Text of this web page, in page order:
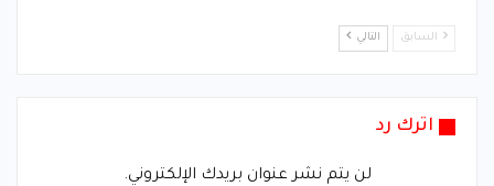
السابق التالي
اترك رد
لن يتم نشر عنوان بريدك الإلكتروني.